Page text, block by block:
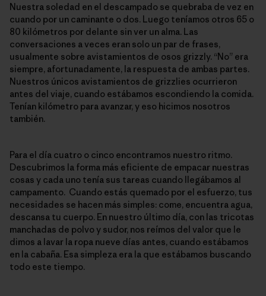
Nuestra soledad en el descampado se quebraba de vez en
cuando por un caminante o dos. Luego teníamos otros 65 o
80 kilómetros por delante sin ver un alma. Las
conversaciones a veces eran solo un par de frases,
usualmente sobre avistamientos de osos grizzly. “No” era
siempre, afortunadamente, la respuesta de ambas partes.
Nuestros únicos avistamientos de grizzlies ocurrieron
antes del viaje, cuando estábamos escondiendo la comida.
Tenían kilómetro para avanzar, y eso hicimos nosotros
también.
Para el día cuatro o cinco encontramos nuestro ritmo.
Descubrimos la forma más eficiente de empacar nuestras
cosas y cada uno tenía sus tareas cuando llegábamos al
campamento. Cuando estás quemado por el esfuerzo, tus
necesidades se hacen más simples: come, encuentra agua,
descansa tu cuerpo. En nuestro último día, con las tricotas
manchadas de polvo y sudor, nos reímos del valor que le
dimos a lavar la ropa nueve días antes, cuando estábamos
en la cabaña. Esa simpleza era la que estábamos buscando
todo este tiempo.